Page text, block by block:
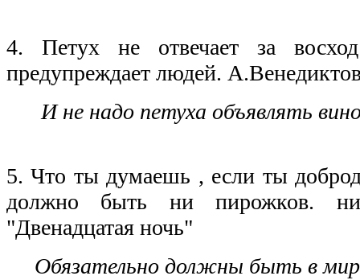
4. Петух не отвечает за
предупреждает людей.
И не надо петуха объявлять
5. Что ты думаешь , если ты
должно быть ни пирожков.
"Двенадцатая ночь"
Обязательно должны быть в